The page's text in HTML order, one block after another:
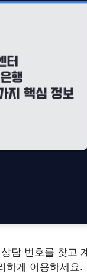
담 번호를 찾고
하게 이용하세요.